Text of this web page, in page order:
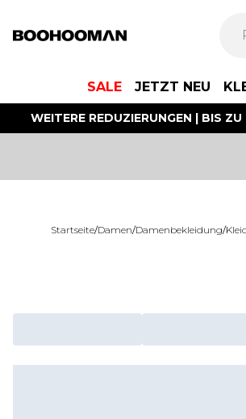
SALE JETZT NEU
WEITERE REDUZIERUNGEN | BIS
Startseite/Damen/Damenbekleidung/